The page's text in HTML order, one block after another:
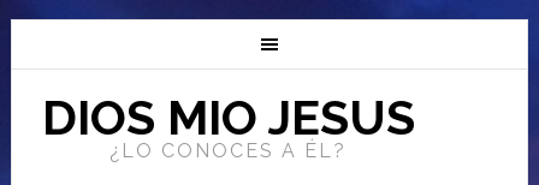
DIOS MIO JESUS
¿LO CONOCES A ÉL?